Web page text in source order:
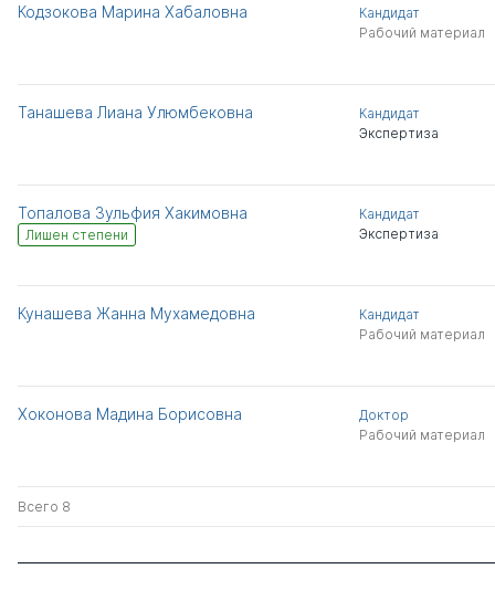
Кодзокова Марина Хабаловна
Кандидат
Рабочий материал
Танашева Лиана Улюмбековна
Кандидат
Экспертиза
Топалова Зульфия Хакимовна
Лишен степени
Кандидат
Экспертиза
Кунашева Жанна Мухамедовна
Кандидат
Рабочий материал
Хоконова Мадина Борисовна
Доктор
Рабочий материал
Всего 8